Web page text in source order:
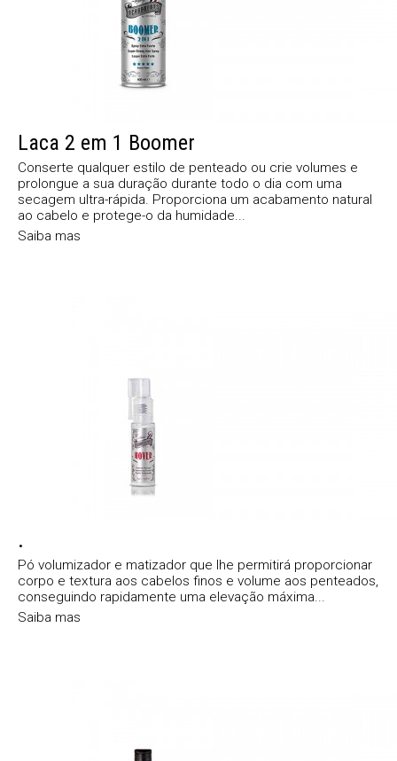
Laca 2 em 1 Boomer
Conserte qualquer estilo de penteado ou crie volumes e
prolongue a sua duração durante todo o dia com uma
secagem ultra-rápida. Proporciona um acabamento natural
ao cabelo e protege-o da humidade...
Saiba mas
.
Pó volumizador e matizador que lhe permitirá proporcionar
corpo e textura aos cabelos finos e volume aos penteados,
conseguindo rapidamente uma elevação máxima...
Saiba mas